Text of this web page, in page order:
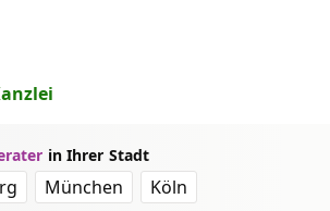
in Ihrer Stadt
München
Köln